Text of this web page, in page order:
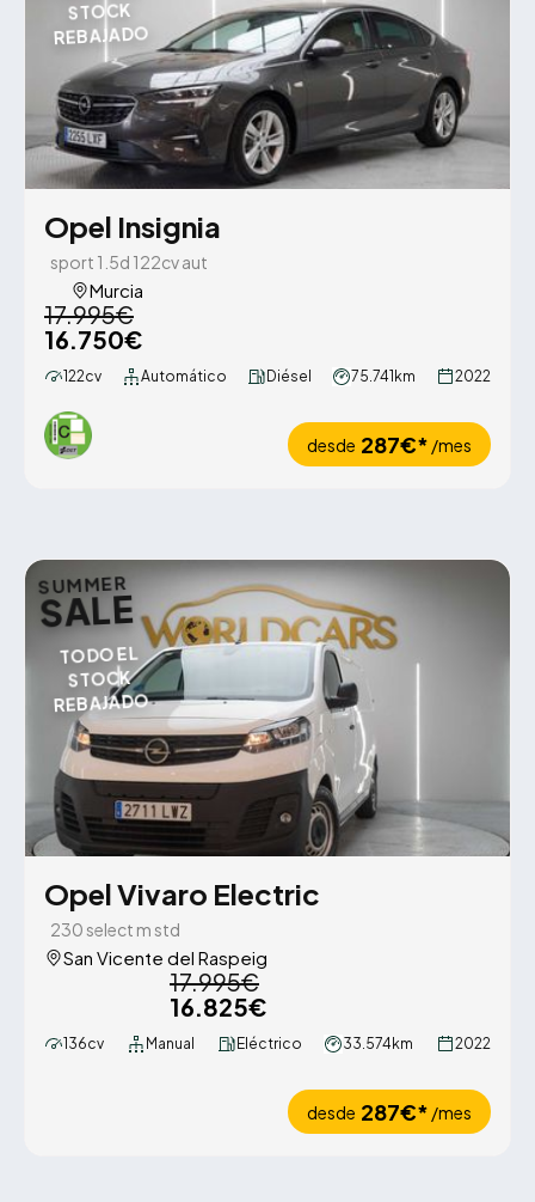
STOCK
REBAJADO
Opel Insignia
sport 1.5d 122cv aut
Murcia
17.995€
16.750€
122cv Automático Diésel 75.741km 2022
desde 287€* /mes
SUMMER
SALE
TODO EL
STOCK
REBAJADO
Opel Vivaro Electric
230 select m std
San Vicente del Raspeig
17.995€
16.825€
136cv Manual Eléctrico 33.574km 2022
desde 287€* /mes